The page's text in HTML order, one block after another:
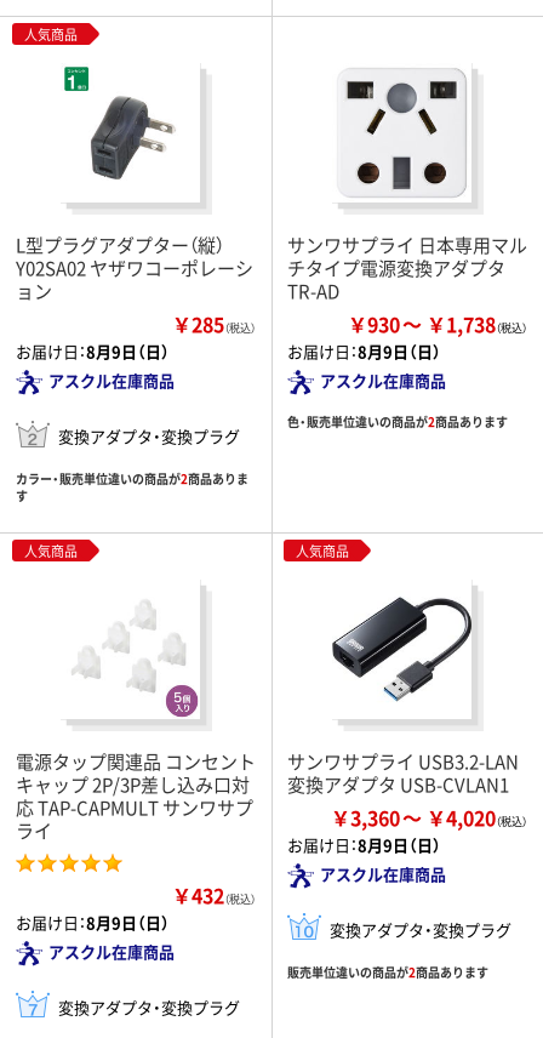
人気商品
L型プラグアダプター（縦）
Y02SA02 ヤザワコーポレーシ
ョン
￥285（税込）
お届け日：8月9日（日）
アスクル在庫商品
変換アダプタ・変換プラグ
カラー・販売単位違いの商品が2商品ありま
す
サンワサプライ 日本専用マル
チタイプ電源変換アダプタ
TR-AD
￥930 ￥1,738
お届け日：8月9日（日）
アスクル在庫商品
色・販売単位違いの商品が2商品あります
人気商品
電源タップ関連品 コンセント
キャップ 2P/3P差し込み口対
応 TAP-CAPMULT サンワサプ
ライ
￥432（税込）
お届け日：8月9日（日）
アスクル在庫商品
変換アダプタ・変換プラグ
人気商品
サンワサプライ USB3.2-LAN
変換アダプタ USB-CVLAN1
￥3,360 ￥4,020
お届け日：8月9日（日）
アスクル在庫商品
変換アダプタ・変換プラグ
販売単位違いの商品が2商品あります